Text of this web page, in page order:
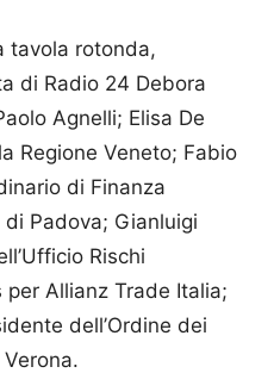
tavola rotonda,
di Radio 24 Debora
Agnelli; Elisa De
Regione Veneto; Fabio
di Finanza
di Padova; Gianluigi
Rischi
Allianz Trade Italia;
dell’Ordine dei